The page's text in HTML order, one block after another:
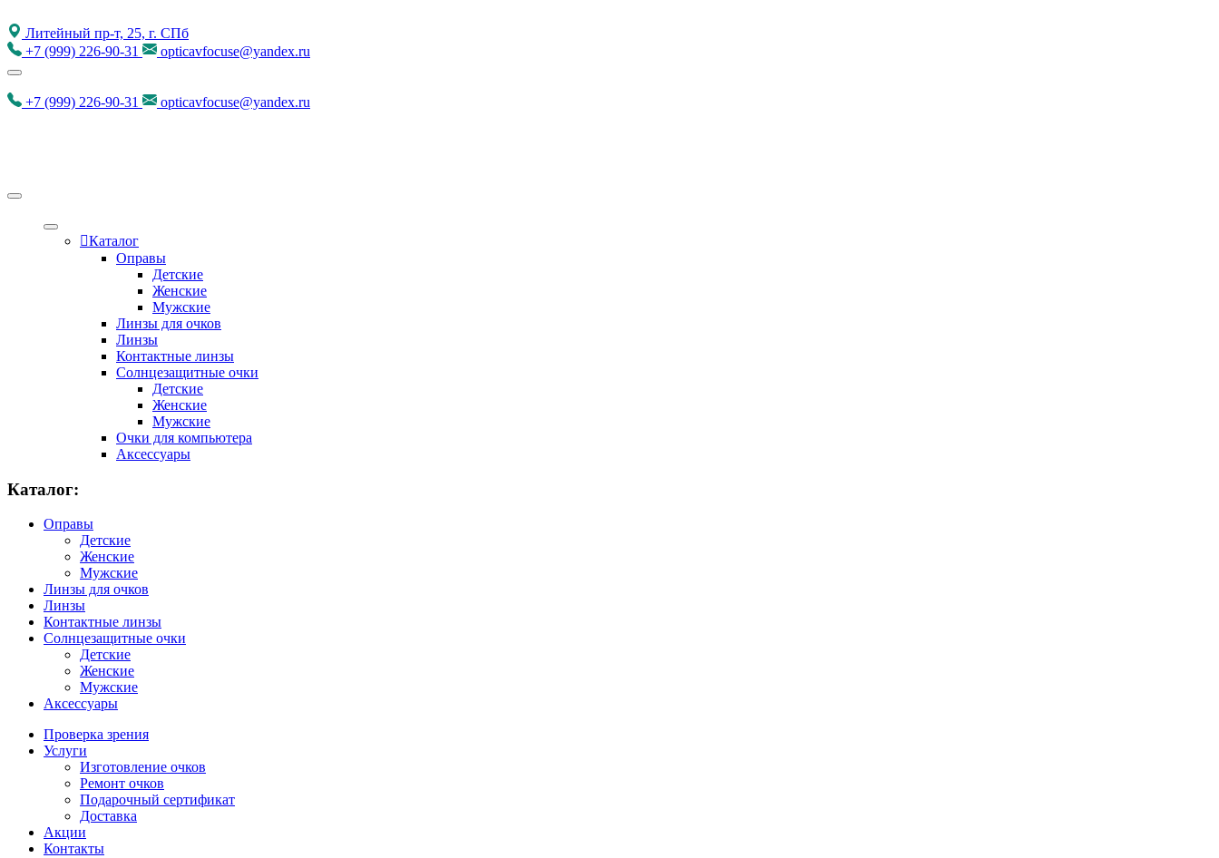
Литейный пр-т, 25, г. СПб
+7 (999) 226-90-31 opticavfocuse@yandex.ru
+7 (999) 226-90-31 opticavfocuse@yandex.ru
Каталог
Оправы
Детские
Женские
Мужские
Линзы для очков
Линзы
Контактные линзы
Солнцезащитные очки
Детские
Женские
Мужские
Очки для компьютера
Аксессуары
Каталог:
Оправы
Детские
Женские
Мужские
Линзы для очков
Линзы
Контактные линзы
Солнцезащитные очки
Детские
Женские
Мужские
Аксессуары
Проверка зрения
Услуги
Изготовление очков
Ремонт очков
Подарочный сертификат
Доставка
Акции
Контакты